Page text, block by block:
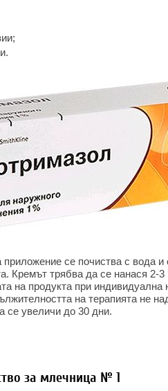
се почиства с вода
Кремът трябва да се нанася 2-
на продукта при индивидуална
на терапията не
се увеличи до 30 дни.
за млечница № 1